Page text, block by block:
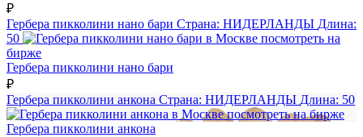
₽
Гербера пикколини нано бари Страна: НИДЕРЛАНДЫ Длина:
50
посмотреть на
бирже
Гербера пикколини нано бари
₽
Гербера пикколини анкона Страна: НИДЕРЛАНДЫ Длина: 50
посмотреть на бирже
Гербера пикколини анкона